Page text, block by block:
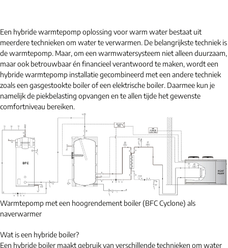
Een hybride warmtepomp oplossing voor warm water bestaat uit
meerdere technieken om water te verwarmen. De belangrijkste techniek is
de warmtepomp. Maar, om een warmwatersysteem niet alleen duurzaam,
maar ook betrouwbaar én financieel verantwoord te maken, wordt een
hybride warmtepomp installatie gecombineerd met een andere techniek
zoals een gasgestookte boiler of een elektrische boiler. Daarmee kun je
namelijk de piekbelasting opvangen en te allen tijde het gewenste
comfortniveau bereiken.
Warmtepomp met een hoogrendement boiler (BFC Cyclone) als
naverwarmer
Wat is een hybride boiler?
Een hybride boiler maakt gebruik van verschillende technieken om water